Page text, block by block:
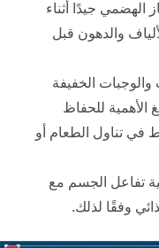
الهضمي جيدًا أثناء
والدهون قبل
والوجبات الخفيفة
الأهمية للحفاظ
في تناول الطعام أو
تفاعل الجسم مع
وفقًا لذلك.